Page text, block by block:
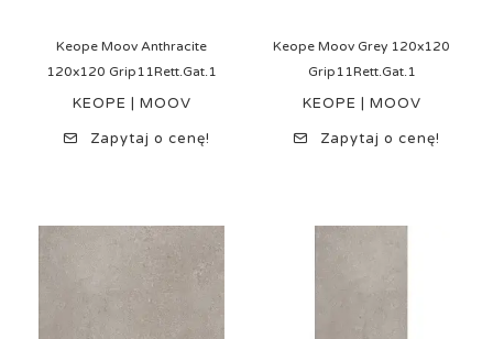
Keope Moov Anthracite
120x120 Grip11Rett.Gat.1
KEOPE | MOOV
Zapytaj o cenę!
Keope Moov Grey 120x120
Grip11Rett.Gat.1
KEOPE | MOOV
Zapytaj o cenę!